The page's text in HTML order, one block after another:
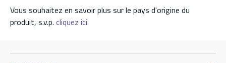
Vous souhaitez en savoir plus sur le pays d'origine du
produit, s.v.p. cliquez ici.